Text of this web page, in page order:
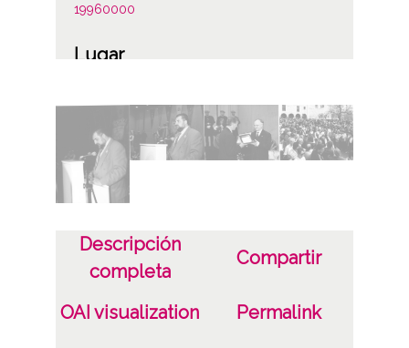
19960000
Lugar
Notas
Procede de transferencia R-328.1.
Licencia de las imágenes
Descripción
completa
Compartir
OAI visualization Permalink